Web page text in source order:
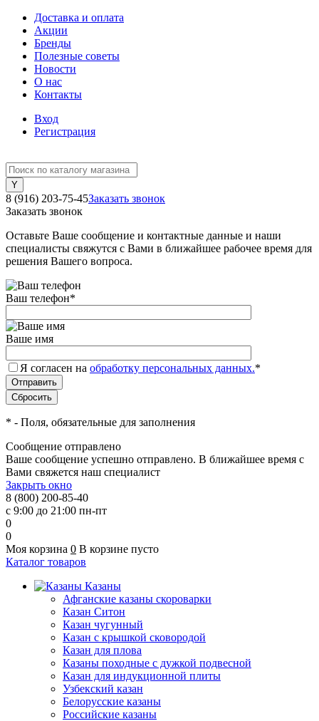
Доставка и оплата
Акции
Бренды
Полезные советы
Новости
О нас
Контакты
Вход
Регистрация
8 (916) 203-75-45Заказать звонок
Заказать звонок
Оставьте Ваше сообщение и контактные данные и наши
специалисты свяжутся с Вами в ближайшее рабочее время для
решения Вашего вопроса.
Ваш телефон*
Ваше имя
Я согласен на обработку персональных данных.*
* - Поля, обязательные для заполнения
Сообщение отправлено
Ваше сообщение успешно отправлено. В ближайшее время с
Вами свяжется наш специалист
Закрыть окно
8 (800) 200-85-40
с 9:00 до 21:00 пн-пт
0
0
Моя корзина 0 В корзине пусто
Каталог товаров
Казаны
Афганские казаны скороварки
Казан Ситон
Казан чугунный
Казан с крышкой сковородой
Казан для плова
Казаны походные с дужкой подвесной
Казан для индукционной плиты
Узбекский казан
Белорусские казаны
Российские казаны